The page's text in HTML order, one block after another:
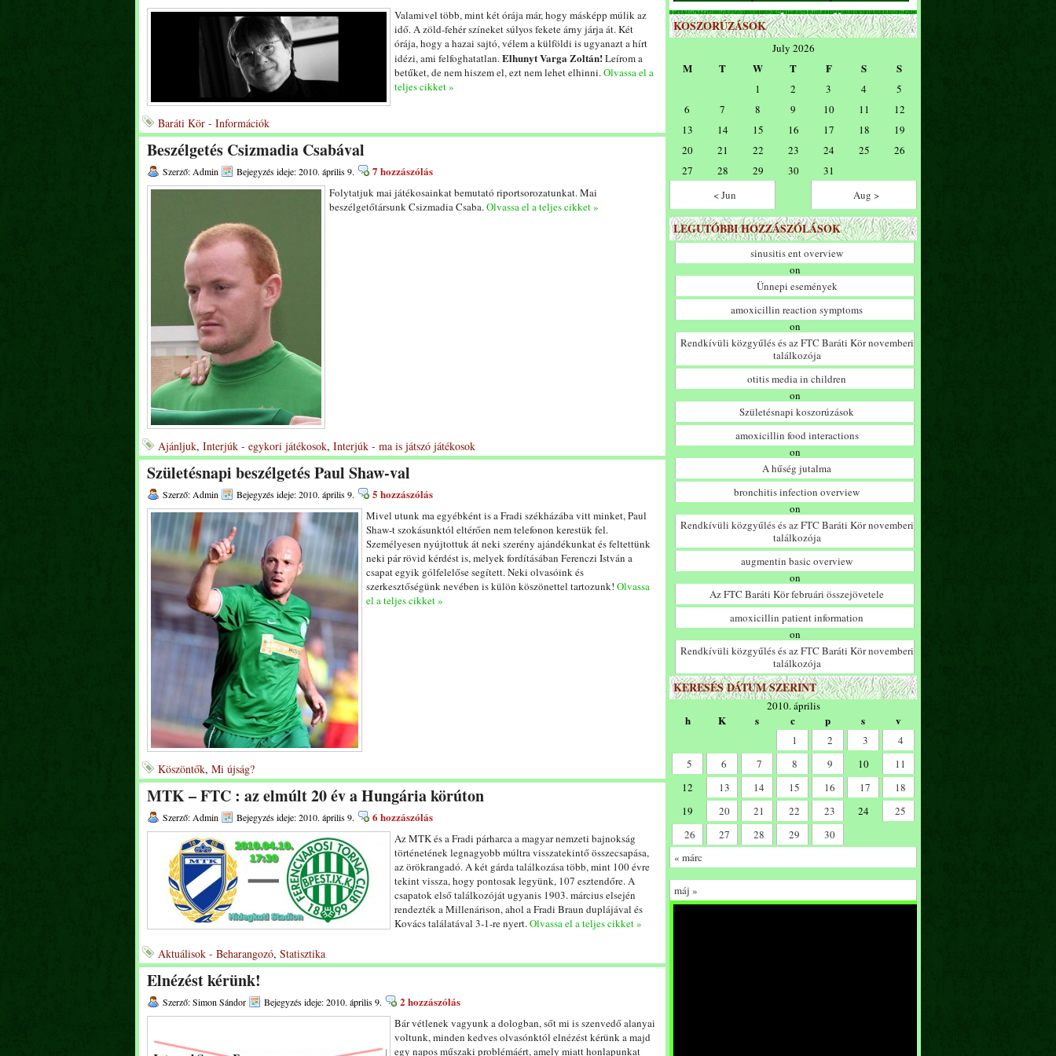
Valamivel több, mint két órája már, hogy másképp múlik az
idő. A zöld-fehér színeket súlyos fekete árny járja át. Két
órája, hogy a hazai sajtó, vélem a külföldi is ugyanazt a hírt
idézi, ami felfoghatatlan.Elhunyt Varga Zoltán!Leírom a
betűket, de nem hiszem el, ezt nem lehet elhinni.Olvassa el a
teljes cikket »
Baráti Kör - Információk
Beszélgetés Csizmadia Csabával
Szerző: Admin Bejegyzés ideje: 2010. április 9. 7 hozzászólás
Folytatjuk mai játékosainkat bemutató riportsorozatunkat. Mai
beszélgetőtársunk Csizmadia Csaba.Olvassa el a teljes cikket »
Ajánljuk, Interjúk - egykori játékosok, Interjúk - ma is játszó játékosok
Születésnapi beszélgetés Paul Shaw-val
Szerző: Admin Bejegyzés ideje: 2010. április 9. 5 hozzászólás
Mivel utunk ma egyébként is a Fradi székházába vitt minket, Paul
Shaw-t szokásunktól eltérően nem telefonon kerestük fel.
Személyesen nyújtottuk át neki szerény ajándékunkat és feltettünk
neki pár rövid kérdést is, melyek fordításában Ferenczi István a
csapat egyik gólfelelőse segített. Neki olvasóink és
szerkesztőségünk nevében is külön köszönettel tartozunk! Olvassa
el a teljes cikket »
Köszöntők, Mi újság?
MTK – FTC : az elmúlt 20 év a Hungária körúton
Szerző: Admin Bejegyzés ideje: 2010. április 9. 6 hozzászólás
Az MTK és a Fradi párharca a magyar nemzeti bajnokság
történetének legnagyobb múltra visszatekintő összecsapása,
az örökrangadó. A két gárda találkozása több, mint 100 évre
tekint vissza, hogy pontosak legyünk, 107 esztendőre. A
csapatok első találkozóját ugyanis 1903. március elsején
rendezték a Millenárison, ahol a Fradi Braun duplájával és
Kovács találatával 3-1-re nyert.Olvassa el a teljes cikket »
Aktuálisok - Beharangozó, Statisztika
Elnézést kérünk!
Szerző: Simon Sándor Bejegyzés ideje: 2010. április 9. 2 hozzászólás
Bár vétlenek vagyunk a dologban, sőt mi is szenvedő alanyai
voltunk, minden kedves olvasónktól elnézést kérünk a majd
egy napos műszaki problémáért, amely miatt honlapunkat
KOSZORÚZÁSOK
July 2026
M T W T F S S
1 2 3 4
5
6
7 8 9 10 11
12
13
14 15 16 17 18
19
20
21 22 23 24 25
26
27
28 29 30
31
< Jun
Aug >
LEGUTÓBBI HOZZÁSZÓLÁSOK
sinusitis ent overview
on
Ünnepi események
amoxicillin reaction symptoms
on
Rendkívüli közgyűlés és az FTC Baráti Kör novemberi
találkozója
otitis media in children
on
Születésnapi koszorúzások
amoxicillin food interactions
on
A hűség jutalma
bronchitis infection overview
on
Rendkívüli közgyűlés és az FTC Baráti Kör novemberi
találkozója
augmentin basic overview
on
Az FTC Baráti Kör februári összejövetele
amoxicillin patient information
on
Rendkívüli közgyűlés és az FTC Baráti Kör novemberi
találkozója
KERESÉS DÁTUM SZERINT
2010. április
h K s c p s v
1 2 3
4
5
6 7 8 9 10
11
12
13 14 15 16 17
18
19
20 21 22 23 24
25
26
27 28 29
30
« márc
máj »